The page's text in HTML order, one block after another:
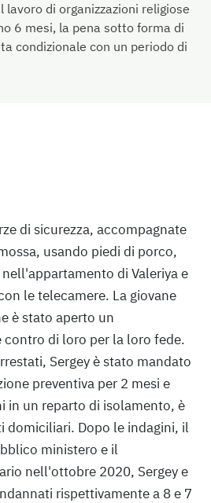
lavoro di organizzazioni religiose
6 mesi, la pena sotto forma di
condizionale con un periodo di
di sicurezza, accompagnate
usando piedi di porco,
di Valeriya e
le telecamere. La giovane
è stato aperto un
di loro per la loro fede.
Sergey è stato mandato
preventiva per 2 mesi e
in un reparto di isolamento, è
domiciliari. Dopo le indagini, il
ministero e il
nell'ottobre 2020, Sergey e
rispettivamente a 8 e 7